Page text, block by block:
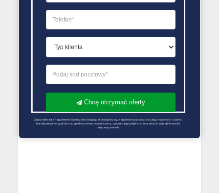
PORÓWNYWARKA OFERT GAZU
Chcę otrzymać oferty
Zapoznałem się z Regulaminem Świadczenie Usług i go akceptuję Każdą ze zgód można wycofać wysyłając wiadomość na adres
biuro@optimalenergy.pl lub w przypadku zewnętrznego dostawcy, zgodnie z jego polityką ochrony danych. Więcej informacji w
polityce prywatności